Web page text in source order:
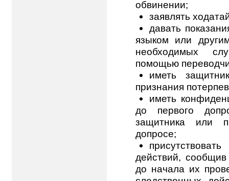
обвинении;
заявлять
давать
языком или
необходимых
помощью
иметь
признания
иметь
до первого
защитника или
допросе;
действий,
до начала их